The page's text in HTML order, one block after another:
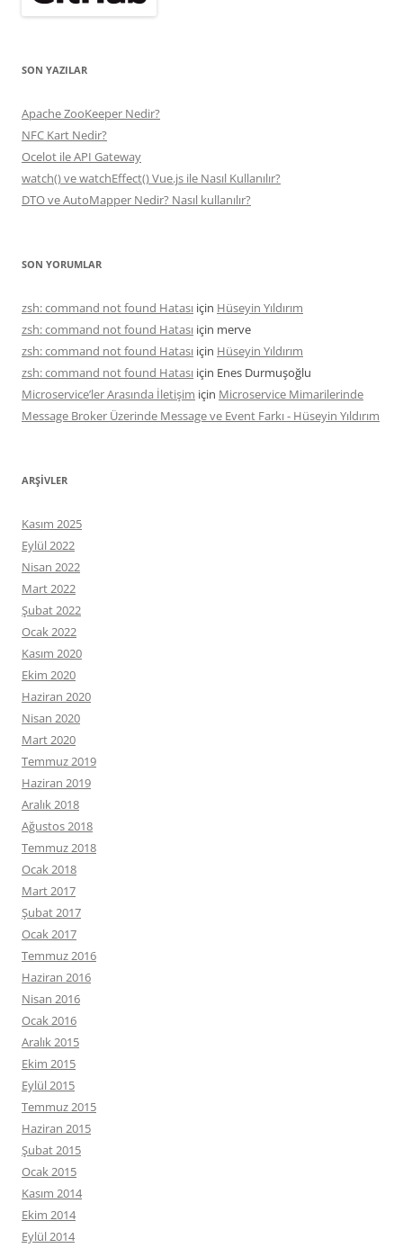
SON YAZILAR
Apache ZooKeeper Nedir?
NFC Kart Nedir?
Ocelot ile API Gateway
watch() ve watchEffect() Vue.js ile Nasıl Kullanılır?
DTO ve AutoMapper Nedir? Nasıl kullanılır?
SON YORUMLAR
zsh: command not found Hatası için Hüseyin Yıldırım
zsh: command not found Hatası için merve
zsh: command not found Hatası için Hüseyin Yıldırım
zsh: command not found Hatası için Enes Durmuşoğlu
Microservice’ler Arasında İletişim için Microservice Mimarilerinde
Message Broker Üzerinde Message ve Event Farkı - Hüseyin Yıldırım
ARŞIVLER
Kasım 2025
Eylül 2022
Nisan 2022
Mart 2022
Şubat 2022
Ocak 2022
Kasım 2020
Ekim 2020
Haziran 2020
Nisan 2020
Mart 2020
Temmuz 2019
Haziran 2019
Aralık 2018
Ağustos 2018
Temmuz 2018
Ocak 2018
Mart 2017
Şubat 2017
Ocak 2017
Temmuz 2016
Haziran 2016
Nisan 2016
Ocak 2016
Aralık 2015
Ekim 2015
Eylül 2015
Temmuz 2015
Haziran 2015
Şubat 2015
Ocak 2015
Kasım 2014
Ekim 2014
Eylül 2014